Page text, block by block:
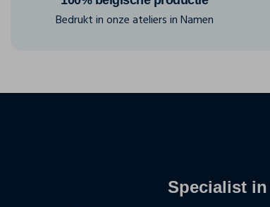
Bedrukt in onze ateliers in Namen
Specialist